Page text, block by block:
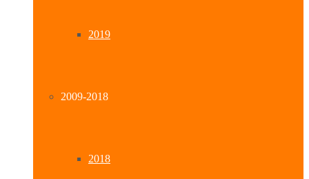
2019
2009-2018
2018